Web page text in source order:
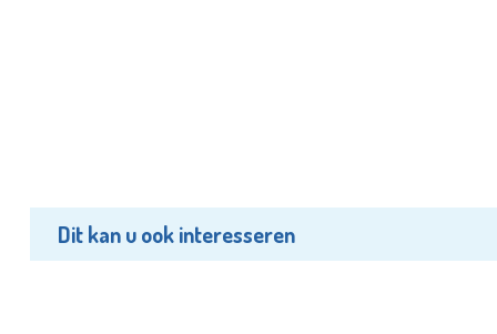
Dit kan u ook interesseren